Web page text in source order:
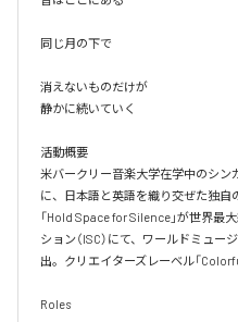
同じ月の下で
消えないものだけが
静かに続いていく
活動概要
米バークリー音楽大学在学中のシン
に、日本語と英語を織り交ぜた独
「Hold Space for Silence」が世界最
ション（ISC）にて、ワールドミュ
出。クリエイターズレーベル「
Roles